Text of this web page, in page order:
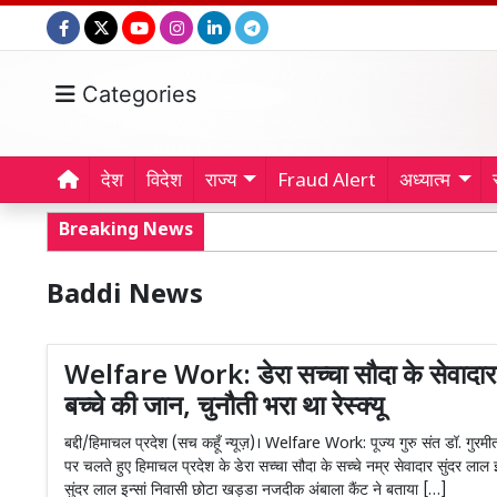
Categories
देश विदेश राज्य Fraud Alert अध्यात्म
Breaking News
Baddi News
Welfare Work: डेरा सच्चा सौदा के सेवादार
बच्चे की जान, चुनौती भरा था रेस्क्यू
बद्दी/हिमाचल प्रदेश (सच कहूँ न्यूज़)। Welfare Work: पूज्य गुरु संत डॉ. गुरमीत
पर चलते हुए हिमाचल प्रदेश के डेरा सच्चा सौदा के सच्चे नम्र सेवादार सुंदर लाल
सुंदर लाल इन्सां निवासी छोटा खड्डा नजदीक अंबाला कैंट ने बताया […]